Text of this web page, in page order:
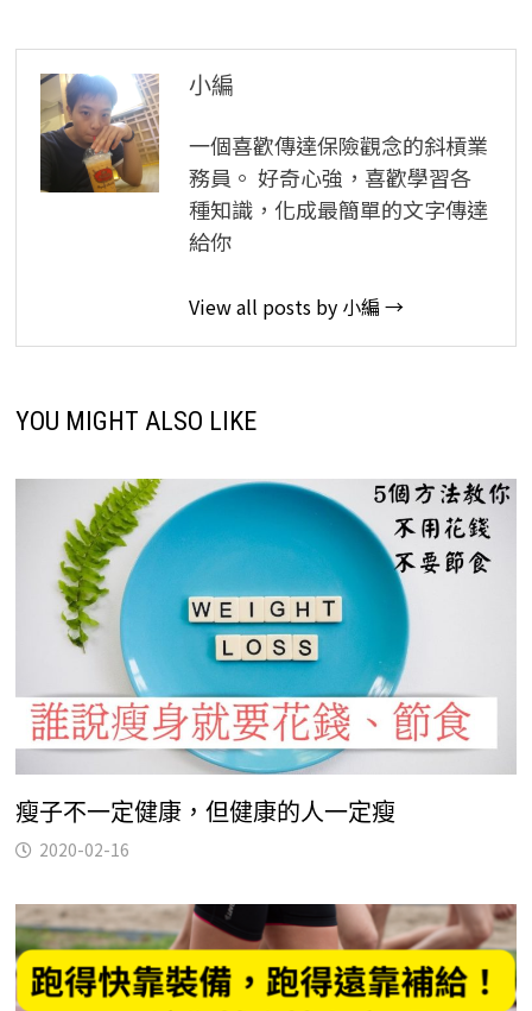
覽
小編
一個喜歡傳達保險觀念的斜槓業
務員。 好奇心強，喜歡學習各
種知識，化成最簡單的文字傳達
給你
View all posts by 小編 →
YOU MIGHT ALSO LIKE
瘦子不一定健康，但健康的人一定瘦
2020-02-16